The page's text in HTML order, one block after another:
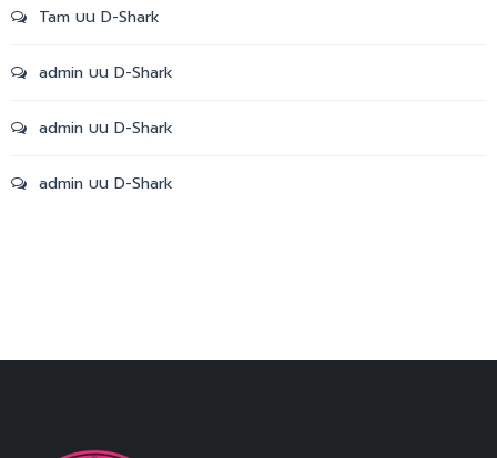
Tam บน D-Shark
admin บน D-Shark
admin บน D-Shark
admin บน D-Shark